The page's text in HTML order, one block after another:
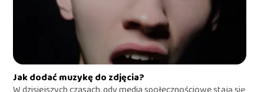
Jak dodać muzykę do zdjęcia?